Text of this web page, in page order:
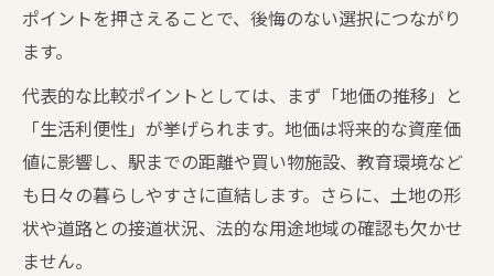
ポイントを押さえることで、後悔のない選択につながり
ます。
代表的な比較ポイントとしては、まず「地価の推移」と
「生活利便性」が挙げられます。地価は将来的な資産価
値に影響し、駅までの距離や買い物施設、教育環境など
も日々の暮らしやすさに直結します。さらに、土地の形
状や道路との接道状況、法的な用途地域の確認も欠かせ
ません。